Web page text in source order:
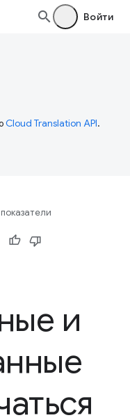
Войти
Cloud Translation API.
и